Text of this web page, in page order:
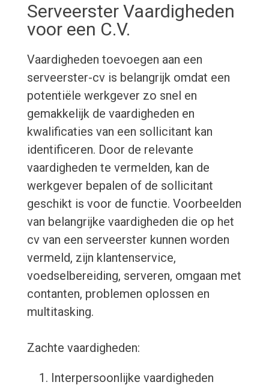
Serveerster Vaardigheden
voor een C.V.
Vaardigheden toevoegen aan een
serveerster-cv is belangrijk omdat een
potentiële werkgever zo snel en
gemakkelijk de vaardigheden en
kwalificaties van een sollicitant kan
identificeren. Door de relevante
vaardigheden te vermelden, kan de
werkgever bepalen of de sollicitant
geschikt is voor de functie. Voorbeelden
van belangrijke vaardigheden die op het
cv van een serveerster kunnen worden
vermeld, zijn klantenservice,
voedselbereiding, serveren, omgaan met
contanten, problemen oplossen en
multitasking.
Zachte vaardigheden:
Interpersoonlijke vaardigheden